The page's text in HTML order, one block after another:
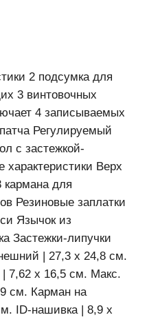
2 подсумка для
3 винтовочных
4 записываемых
Регулируемый
с застежкой-
характеристики Верх
кармана для
Резиновые заплатки
Язычок из
Застежки-липучки
| 27,3 x 24,8 см.
7,62 x 16,5 см. Макс.
см. Карман на
ID-нашивка | 8,9 x